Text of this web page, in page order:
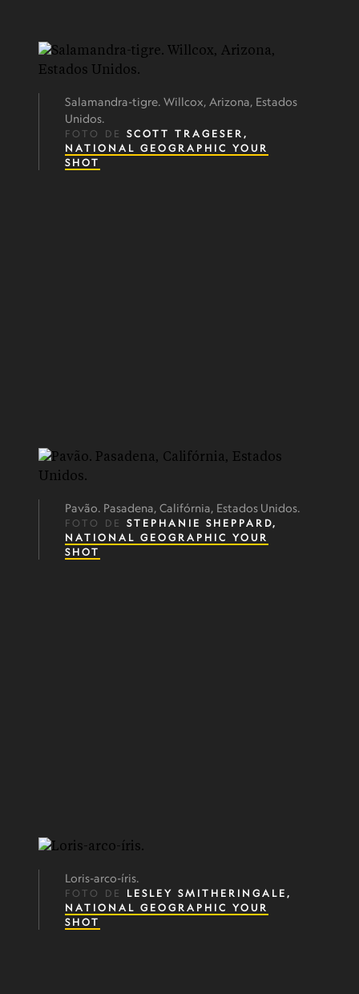
Salamandra-tigre. Willcox, Arizona, Estados
Unidos.
FOTO DE SCOTT TRAGESER,
NATIONAL GEOGRAPHIC YOUR
SHOT
Pavão. Pasadena, Califórnia, Estados Unidos.
FOTO DE STEPHANIE SHEPPARD,
NATIONAL GEOGRAPHIC YOUR
SHOT
Loris-arco-íris.
FOTO DE LESLEY SMITHERINGALE,
NATIONAL GEOGRAPHIC YOUR
SHOT